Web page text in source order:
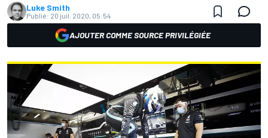
Luke Smith
Publié: 20 juil. 2020, 05:54
AJOUTER COMME SOURCE PRIVILÉGIÉE